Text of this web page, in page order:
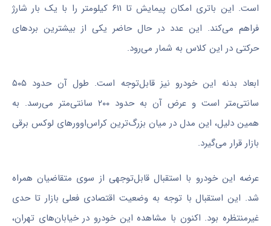
است. این باتری امکان پیمایش تا ۶۱۱ کیلومتر را با یک بار شارژ
فراهم می‌کند. این عدد در حال حاضر یکی از بیشترین بردهای
حرکتی در این کلاس به شمار می‌رود.
ابعاد بدنه این خودرو نیز قابل‌توجه است. طول آن حدود ۵۰۵
سانتی‌متر است و عرض آن به حدود ۲۰۰ سانتی‌متر می‌رسد. به
همین دلیل، این مدل در میان بزرگ‌ترین کراس‌اوورهای لوکس برقی
بازار قرار می‌گیرد.
عرضه این خودرو با استقبال قابل‌توجهی از سوی متقاضیان همراه
شد. این استقبال با توجه به وضعیت اقتصادی فعلی بازار تا حدی
غیرمنتظره بود. اکنون با مشاهده این خودرو در خیابان‌های تهران،